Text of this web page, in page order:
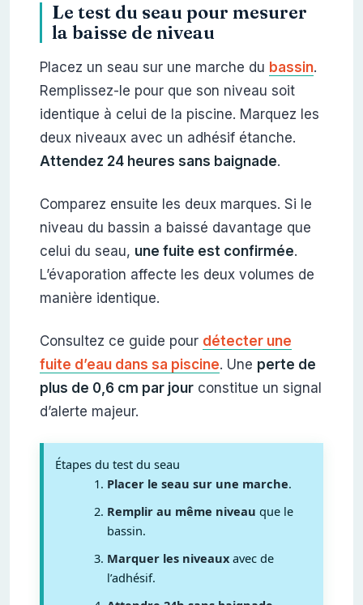
Le test du seau pour mesurer
la baisse de niveau
Placez un seau sur une marche du bassin.
Remplissez-le pour que son niveau soit
identique à celui de la piscine. Marquez les
deux niveaux avec un adhésif étanche.
Attendez 24 heures sans baignade.
Comparez ensuite les deux marques. Si le
niveau du bassin a baissé davantage que
celui du seau, une fuite est confirmée.
L’évaporation affecte les deux volumes de
manière identique.
Consultez ce guide pour détecter une
fuite d’eau dans sa piscine. Une perte de
plus de 0,6 cm par jourconstitue un signal
d’alerte majeur.
Étapes du test du seau
Placer le seau sur une marche.
Remplir au même niveau que le
bassin.
Marquer les niveaux avec de
l’adhésif.